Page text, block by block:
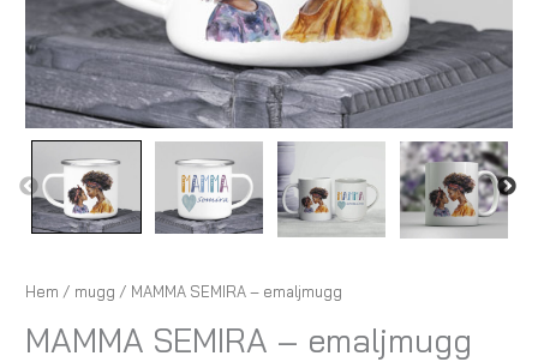
Hem / mugg / MAMMA SEMIRA – emaljmugg
MAMMA SEMIRA – emaljmugg